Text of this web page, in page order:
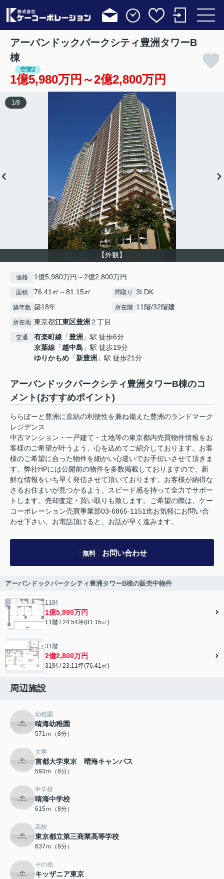
アーバンドックパークシティ豊洲タワーB
棟
空室2
1億5,980万円～2億2,800万円
【外観】
1 /8
価格 1億5,980万円～2億2,800万円
面積 76.41㎡～81.15㎡ 間取り 3LDK
築年数 築18年 所在階 11階/32階建
所在地 東京都江東区豊洲 ２丁目
交通 有楽町線 「豊洲 」駅 徒歩6分
京葉線 「越中島 」駅 徒歩19分
ゆりかもめ 「新豊洲 」駅 徒歩21分
アーバンドックパークシティ豊洲タワーB棟のコ
メント(おすすめポイント)
ららぽーと豊洲に直結の利便性を兼ね備えた豊洲のランドマーク
レジデンス
中古マンション・一戸建て・土地等の東京都内売買物件情報をお
客様のご希望が叶うよう、心を込めてご紹介しております。お客
様のご希望に合った物件を細かい心遣いでお手伝いさせて頂きま
す。弊社HPには公開前の物件を多数掲載しておりますので、新
鮮な情報をいち早く発信させて頂いております。お客様が納得な
さるお住まいが見つかるよう、スピード感を持って全力でサポー
トします。売却査定・買い取りも致します。ご希望の際は、ケー
コーポレーション売買事業部03-6865-1151迄お気軽にお問い合
わせ下さい。お電話頂けると、お話が早く進みます。
無料 お問い合わせ
アーバンドックパークシティ豊洲タワーB棟の販売中物件
11階
1億5,980万円
11階 / 24.54坪(81.15㎡)
31階
2億2,800万円
31階 / 23.11坪(76.41㎡)
周辺施設
幼稚園
晴海幼稚園
571ｍ（8分）
大学
首都大学東京 晴海キャンパス
593ｍ（8分）
中学校
晴海中学校
615ｍ（8分）
高校
東京都立第三商業高等学校
637ｍ（8分）
その他
キッザニア東京